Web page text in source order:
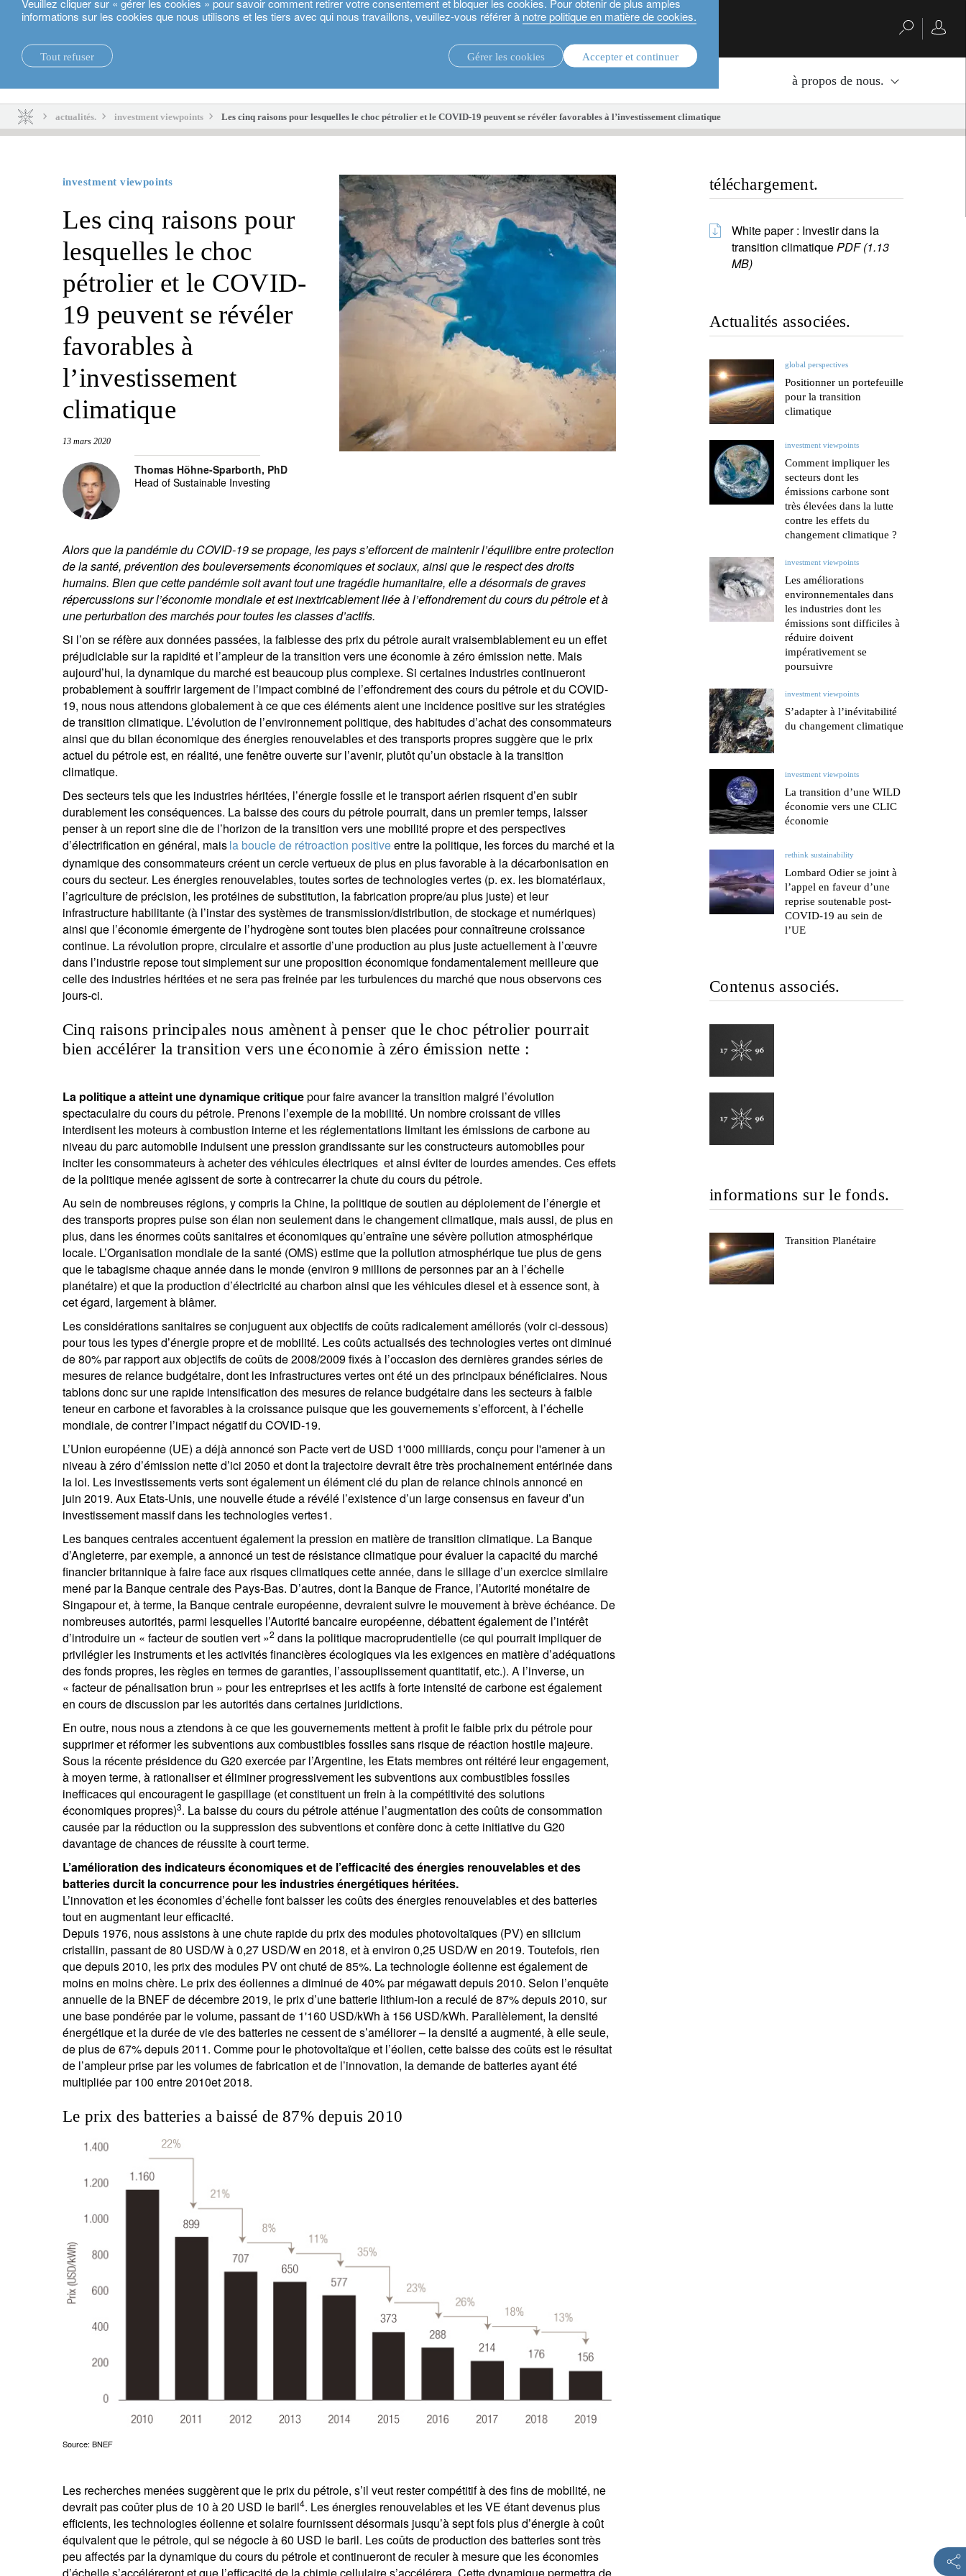
informations sur les cookies que nous utilisons et les tiers avec qui nous travaillons, veuillez-vous référer à notre politique en matière de cookies.
Tout refuser Gérer les cookies Accepter et continuer
à propos de nous.
actualités. investment viewpoints Les cinq raisons pour lesquelles le choc pétrolier et le COVID-19 peuvent se révéler favorables à l’investissement climatique
investment viewpoints
Les cinq raisons pour
lesquelles le choc
pétrolier et le COVID-
19 peuvent se révéler
favorables à
l’investissement
climatique
13 mars 2020
Thomas Höhne-Sparborth, PhD
Head of Sustainable Investing
Alors que la pandémie du COVID-19 se propage, les pays s’efforcent de maintenir l’équilibre entre protection
de la santé, prévention des bouleversements économiques et sociaux, ainsi que le respect des droits
humains. Bien que cette pandémie soit avant tout une tragédie humanitaire, elle a désormais de graves
répercussions sur l’économie mondiale et est inextricablement liée à l’effondrement du cours du pétrole et à
une perturbation des marchés pour toutes les classes d’actifs.
Si l’on se réfère aux données passées, la faiblesse des prix du pétrole aurait vraisemblablement eu un effet
préjudiciable sur la rapidité et l’ampleur de la transition vers une économie à zéro émission nette. Mais
aujourd’hui, la dynamique du marché est beaucoup plus complexe. Si certaines industries continueront
probablement à souffrir largement de l’impact combiné de l’effondrement des cours du pétrole et du COVID-
19, nous nous attendons globalement à ce que ces éléments aient une incidence positive sur les stratégies
de transition climatique. L’évolution de l’environnement politique, des habitudes d’achat des consommateurs
ainsi que du bilan économique des énergies renouvelables et des transports propres suggère que le prix
actuel du pétrole est, en réalité, une fenêtre ouverte sur l’avenir, plutôt qu’un obstacle à la transition
climatique.
Des secteurs tels que les industries héritées, l’énergie fossile et le transport aérien risquent d’en subir
durablement les conséquences. La baisse des cours du pétrole pourrait, dans un premier temps, laisser
penser à un report sine die de l’horizon de la transition vers une mobilité propre et des perspectives
d’électrification en général, maisla boucle de rétroaction positiveentre la politique, les forces du marché et la
dynamique des consommateurs créent un cercle vertueux de plus en plus favorable à la décarbonisation en
cours du secteur. Les énergies renouvelables, toutes sortes de technologies vertes (p. ex. les biomatériaux,
l’agriculture de précision, les protéines de substitution, la fabrication propre/au plus juste) et leur
infrastructure habilitante (à l’instar des systèmes de transmission/distribution, de stockage et numériques)
ainsi que l’économie émergente de l’hydrogène sont toutes bien placées pour connaîtreune croissance
continue. La révolution propre, circulaire et assortie d’une production au plus juste actuellement à l’œuvre
dans l’industrie repose tout simplement sur une proposition économique fondamentalement meilleure que
celle des industries héritées et ne sera pas freinée par les turbulences du marché que nous observons ces
jours-ci.
Cinq raisons principales nous amènent à penser que le choc pétrolier pourrait
bien accélérer la transition vers une économie à zéro émission nette :
La politique a atteint une dynamique critiquepour faire avancer la transition malgré l’évolution
spectaculaire du cours du pétrole. Prenons l’exemple de la mobilité. Un nombre croissant de villes
interdisent les moteurs à combustion interne et les réglementations limitant les émissions de carbone au
niveau du parc automobile induisent une pression grandissante sur les constructeurs automobiles pour
inciter les consommateurs à acheter des véhicules électriques et ainsi éviter de lourdes amendes. Ces effets
de la politique menée agissent de sorte à contrecarrer la chute du cours du pétrole.
Au sein de nombreuses régions, y compris la Chine, la politique de soutien au déploiement de l’énergie et
des transports propres puise son élan non seulement dans le changement climatique, mais aussi, de plus en
plus, dans les énormes coûts sanitaires et économiques qu’entraîne une sévère pollution atmosphérique
locale. L’Organisation mondiale de la santé (OMS) estime que la pollution atmosphérique tue plus de gens
que le tabagisme chaque année dans le monde (environ 9 millions de personnes par an à l’échelle
planétaire) et que la production d’électricité au charbon ainsi que les véhicules diesel et à essence sont, à
cet égard, largement à blâmer.
Les considérations sanitaires se conjuguent aux objectifs de coûts radicalement améliorés (voir ci-dessous)
pour tous les types d’énergie propre et de mobilité. Les coûts actualisés des technologies vertes ont diminué
de 80% par rapport aux objectifs de coûts de 2008/2009 fixés à l’occasion des dernières grandes séries de
mesures de relance budgétaire, dont les infrastructures vertes ont été un des principaux bénéficiaires. Nous
tablons donc sur une rapide intensification des mesures de relance budgétaire dans les secteurs à faible
teneur en carbone et favorables à la croissance puisque que les gouvernements s’efforcent, à l’échelle
mondiale, de contrer l’impact négatif du COVID-19.
L’Union européenne (UE) a déjà annoncé son Pacte vert de USD 1'000 milliards, conçu pour l'amener à un
niveau à zéro d’émission nette d’ici 2050 et dont la trajectoire devrait être très prochainement entérinée dans
la loi. Les investissements verts sont également un élément clé du plan de relance chinois annoncé en
juin 2019. Aux Etats-Unis, une nouvelle étude a révélé l’existence d’un large consensus en faveur d’un
investissement massif dans les technologies vertes1.
Les banques centrales accentuent également la pression en matière de transition climatique. La Banque
d’Angleterre, par exemple, a annoncé un test de résistance climatique pour évaluer la capacité du marché
financier britannique à faire face aux risques climatiques cette année, dans le sillage d’un exercice similaire
mené par la Banque centrale des Pays-Bas. D’autres, dont la Banque de France, l’Autorité monétaire de
Singapour et, à terme, la Banque centrale européenne, devraient suivre le mouvement à brève échéance. De
nombreuses autorités, parmi lesquelles l’Autorité bancaire européenne, débattent également de l’intérêt
d’introduire un « facteur de soutien vert »2 dans la politique macroprudentielle (ce qui pourrait impliquer de
privilégier les instruments et les activités financières écologiques via les exigences en matière d’adéquations
des fonds propres, les règles en termes de garanties, l’assouplissement quantitatif, etc.). A l’inverse, un
« facteur de pénalisation brun » pour les entreprises et les actifs à forte intensité de carbone est également
en cours de discussion par les autorités dans certaines juridictions.
En outre, nous nous a ztendons à ce que les gouvernements mettent à profit le faible prix du pétrole pour
supprimer et réformer les subventions aux combustibles fossiles sans risque de réaction hostile majeure.
Sous la récente présidence du G20 exercée par l’Argentine, les Etats membres ont réitéré leur engagement,
à moyen terme, à rationaliser et éliminer progressivement les subventions aux combustibles fossiles
inefficaces qui encouragent le gaspillage (et constituent un frein à la compétitivité des solutions
économiques propres)3. La baisse du cours du pétrole atténue l’augmentation des coûts de consommation
causée par la réduction ou la suppression des subventions et confère donc à cette initiative du G20
davantage de chances de réussite à court terme.
L’amélioration des indicateurs économiques et de l’efficacité des énergies renouvelables et des
batteries durcit la concurrence pour les industries énergétiques héritées.
L’innovation et les économies d’échelle font baisser les coûts des énergies renouvelables et des batteries
tout en augmentant leur efficacité.
Depuis 1976, nous assistons à une chute rapide du prix des modules photovoltaïques (PV) en silicium
cristallin, passant de 80 USD/W à 0,27 USD/W en 2018, et à environ 0,25 USD/W en 2019. Toutefois, rien
que depuis 2010, les prix des modules PV ont chuté de 85%. La technologie éolienne est également de
moins en moins chère. Le prix des éoliennes a diminué de 40% par mégawatt depuis 2010. Selon l’enquête
annuelle de la BNEF de décembre 2019, le prix d’une batterie lithium-ion a reculé de 87% depuis 2010, sur
une base pondérée par le volume, passant de 1'160 USD/kWh à 156 USD/kWh. Parallèlement, la densité
énergétique et la durée de vie des batteries ne cessent de s’améliorer – la densité a augmenté, à elle seule,
de plus de 67% depuis 2011. Comme pour le photovoltaïque et l’éolien, cette baisse des coûts est le résultat
de l’ampleur prise par les volumes de fabrication et de l’innovation, la demande de batteries ayant été
multipliée par 100 entre 2010et 2018.
Le prix des batteries a baissé de 87% depuis 2010
Source: BNEF
Les recherches menées suggèrent que le prix du pétrole, s’il veut rester compétitif à des fins de mobilité, ne
devrait pas coûter plus de 10 à 20 USD le baril4. Les énergies renouvelables et les VE étant devenus plus
efficients, les technologies éolienne et solaire fournissent désormais jusqu’à sept fois plus d’énergie à coût
équivalent que le pétrole, qui se négocie à 60 USD le baril. Les coûts de production des batteries sont très
peu affectés par la dynamique du cours du pétrole et continueront de reculer à mesure que les économies
d’échelle s’accéléreront et que l’efficacité de la chimie cellulaire s’accélérera. Cette dynamique permettra de
téléchargement.
White paper : Investir dans la
transition climatiquePDF (1.13
MB)
Actualités associées.
global perspectives
Positionner un portefeuille
pour la transition
climatique
investment viewpoints
Comment impliquer les
secteurs dont les
émissions carbone sont
très élevées dans la lutte
contre les effets du
changement climatique ?
investment viewpoints
Les améliorations
environnementales dans
les industries dont les
émissions sont difficiles à
réduire doivent
impérativement se
poursuivre
investment viewpoints
S’adapter à l’inévitabilité
du changement climatique
investment viewpoints
La transition d’une WILD
économie vers une CLIC
économie
rethink sustainability
Lombard Odier se joint à
l’appel en faveur d’une
reprise soutenable post-
COVID-19 au sein de
l’UE
Contenus associés.
informations sur le fonds.
Transition Planétaire